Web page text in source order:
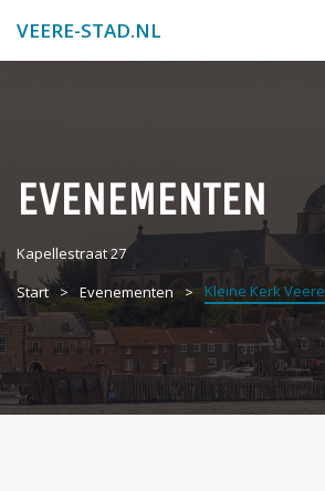
VEERE-STAD.NL
EVENEMENTEN
Kapellestraat 27
Start
Evenementen Kleine Kerk Veere